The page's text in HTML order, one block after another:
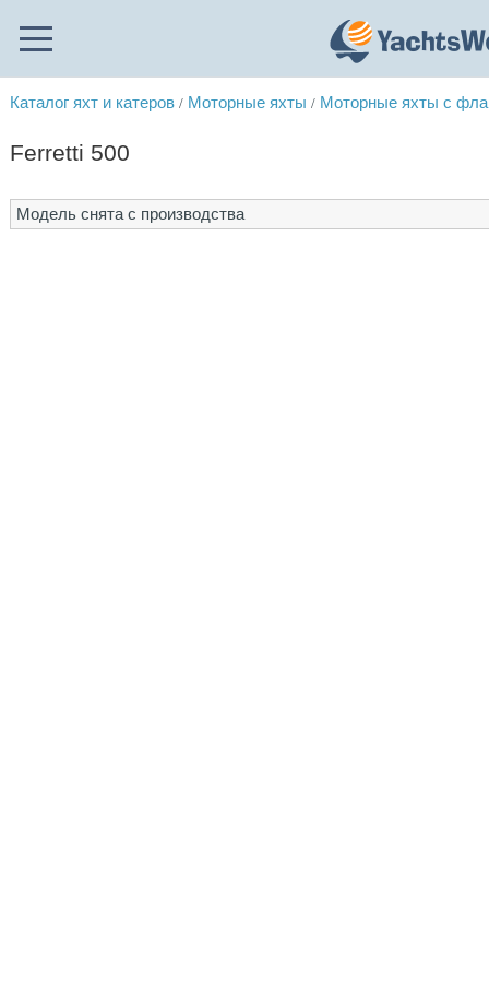
Каталог яхт и катеров / Моторные яхты / Моторные яхты с
Ferretti 500
Модель снята с производства